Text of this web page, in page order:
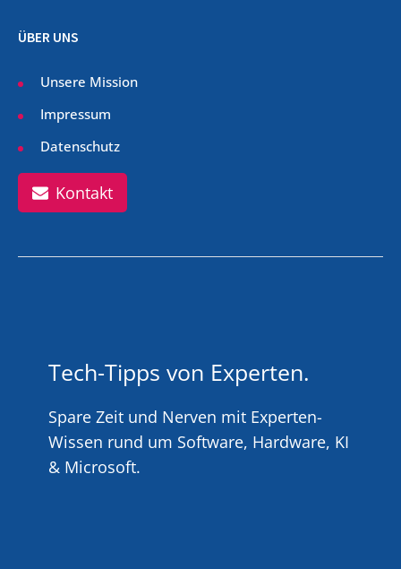
ÜBER UNS
Unsere Mission
Impressum
Datenschutz
Kontakt
Tech-Tipps von Experten.
Spare Zeit und Nerven mit Experten-
Wissen rund um Software, Hardware, KI
& Microsoft.